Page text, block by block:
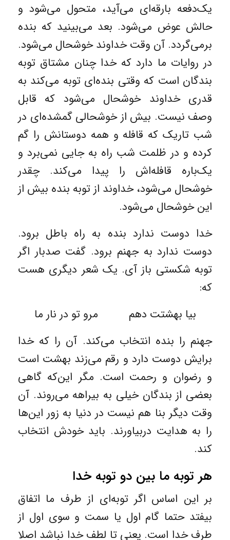
یک‌دفعه بارقه‌ای می‌آید، متحول می‌شود و
حالش عوض می‌شود. بعد می‌بینید که بنده
برمی‌گردد. آن وقت خداوند خوشحال می‌شود.
در روایات ما دارد که خدا چنان مشتاق توبه
بندگان است که وقتی بنده‌ای توبه می‌کند به
قدری خداوند خوشحال می‌شود که قابل
وصف نیست. بیش از خوشحالی گمشده‌ای در
شب تاریک که قافله و همه دوستانش را گم
کرده و در ظلمت شب راه به جایی نمی‌برد و
یک‌باره قافله‌اش را پیدا می‌کند. چقدر
خوشحال می‌شود، خداوند از توبه بنده بیش از
این خوشحال می‌شود.
خدا دوست ندارد بنده به راه باطل برود.
دوست ندارد به جهنم برود. گفت صدبار اگر
توبه شکستی باز آی. یک شعر دیگری هست
که:
بیا بهشتت دهم مرو تو در نار ما
جهنم را بنده انتخاب می‌کند. آن را که خدا
برایش دوست دارد و رقم می‌زند بهشت است
و رضوان و رحمت است. مگر این‌که گاهی
بعضی از بندگان خیلی به بیراهه می‌روند. آن
وقت دیگر بنا هم نیست در دنیا به زور این‌ها
را به هدایت دربیاورند. باید خودش انتخاب
کند.
هر توبه ما بین دو توبه خدا
بر این اساس اگر توبه‌ای از طرف ما اتفاق
بیفتد حتما گام اول یا سمت و سوی اول از
طرف خدا است. یعنی تا لطف خدا نباشد اصلا